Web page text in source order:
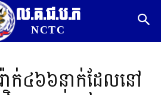
ល.គ.ជ.ប.ភ
NCTC
ក់៤៦៦នាក់ដែលនៅ